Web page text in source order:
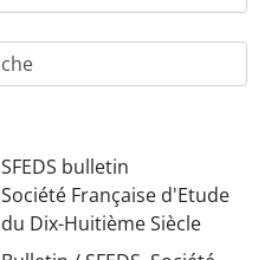
SFEDS bulletin
Société Française d'Etude
du Dix-Huitième Siècle